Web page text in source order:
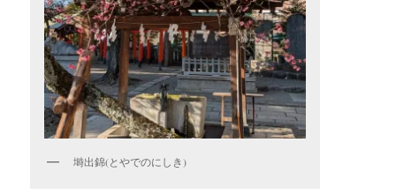
塒出錦(とやでのにしき)